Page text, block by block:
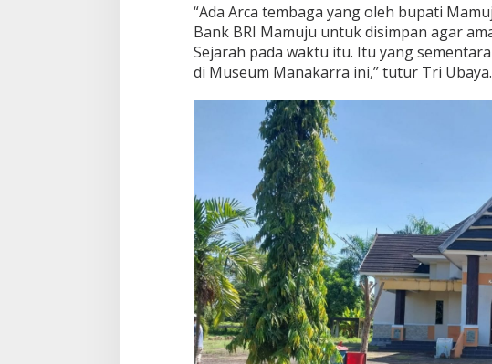
“Ada Arca tembaga yang oleh bupati
Bank BRI Mamuju untuk disimpan agar
Sejarah pada waktu itu. Itu yang
di Museum Manakarra ini,” tutur Tri Ubaya.